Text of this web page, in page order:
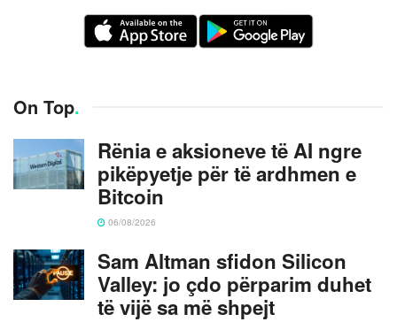
On Top.
Rënia e aksioneve të AI ngre
pikëpyetje për të ardhmen e
Bitcoin
06/08/2026
Sam Altman sfidon Silicon
Valley: jo çdo përparim duhet
të vijë sa më shpejt